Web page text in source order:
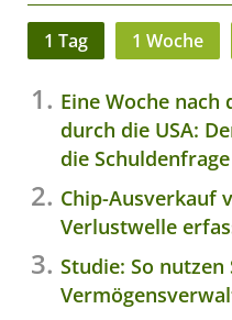
1 Tag 1 Woche
Eine Woche
durch die USA:
die
Chip-Ausverkauf
Verlustwelle
Studie: So nutzen